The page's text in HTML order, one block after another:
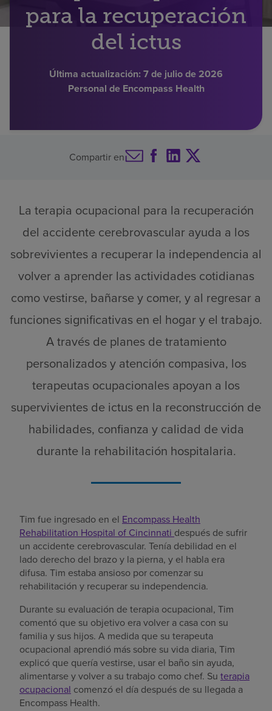
Buscar un centro
para la recuperación
del ictus
Última actualización: 7 de julio de 2026
Personal de Encompass Health
Compartir en
La terapia ocupacional para la recuperación
del accidente cerebrovascular ayuda a los
sobrevivientes a recuperar la independencia al
volver a aprender las actividades cotidianas
como vestirse, bañarse y comer, y al regresar a
funciones significativas en el hogar y el trabajo.
A través de planes de tratamiento
personalizados y atención compasiva, los
terapeutas ocupacionales apoyan a los
supervivientes de ictus en la reconstrucción de
habilidades, confianza y calidad de vida
durante la rehabilitación hospitalaria.
Tim fue ingresado en el Encompass Health
Rehabilitation Hospital of Cincinnati después de sufrir
un accidente cerebrovascular. Tenía debilidad en el
lado derecho del brazo y la pierna, y el habla era
difusa. Tim estaba ansioso por comenzar su
rehabilitación y recuperar su independencia.
Durante su evaluación de terapia ocupacional, Tim
comentó que su objetivo era volver a casa con su
familia y sus hijos. A medida que su terapeuta
ocupacional aprendió más sobre su vida diaria, Tim
explicó que quería vestirse, usar el baño sin ayuda,
alimentarse y volver a su trabajo como chef. Su terapia
ocupacional comenzó el día después de su llegada a
Encompass Health.